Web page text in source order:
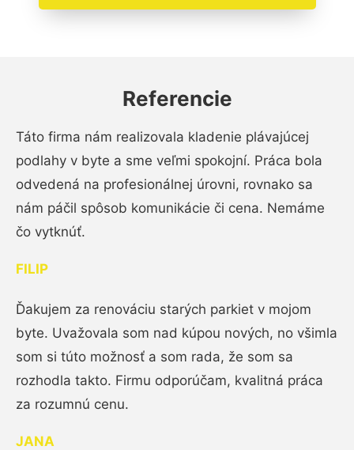
Referencie
Táto firma nám realizovala kladenie plávajúcej
podlahy v byte a sme veľmi spokojní. Práca bola
odvedená na profesionálnej úrovni, rovnako sa
nám páčil spôsob komunikácie či cena. Nemáme
čo vytknúť.
FILIP
Ďakujem za renováciu starých parkiet v mojom
byte. Uvažovala som nad kúpou nových, no všimla
som si túto možnosť a som rada, že som sa
rozhodla takto. Firmu odporúčam, kvalitná práca
za rozumnú cenu.
JANA